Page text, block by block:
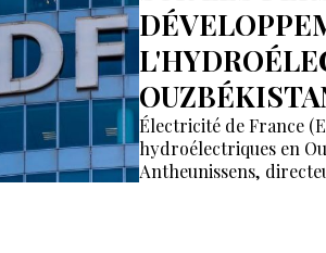
Électricité de France
hydroélectriques en
Antheunissens,